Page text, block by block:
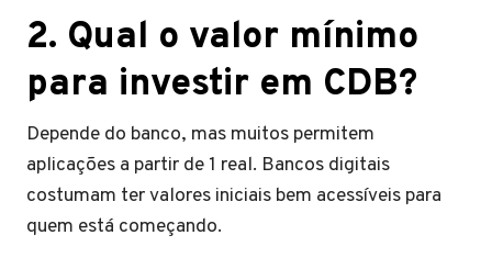
​2. Qual o valor mínimo
para investir em CDB?
Depende do banco, mas muitos permitem
aplicações a partir de 1 real. Bancos digitais
costumam ter valores iniciais bem acessíveis para
quem está começando.